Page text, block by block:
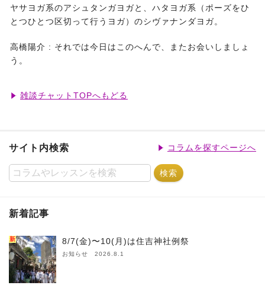
ヤサヨガ系のアシュタンガヨガと、ハタヨガ系（ポーズをひ
とつひとつ区切って行うヨガ）のシヴァナンダヨガ。
高橋陽介 : それでは今日はこのへんで、またお会いしましょ
う。
雑談チャットTOPへもどる
サイト内検索 コラムを探すページへ
新着記事
新 8/7(金)〜10(月)は住吉神社例祭
お知らせ 2026.8.1